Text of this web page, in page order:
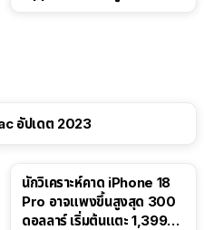
อัปเดต 2023
นักวิเคราะห์คาด iPhone 18
Pro อาจแพงขึ้นสูงสุด 300
ดอลลาร์ เริ่มต้นแตะ 1,399